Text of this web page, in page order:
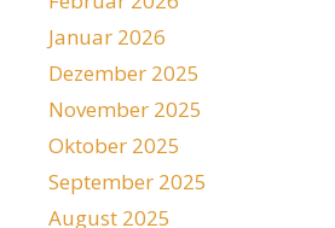
Januar 2026
Dezember 2025
November 2025
Oktober 2025
September 2025
August 2025